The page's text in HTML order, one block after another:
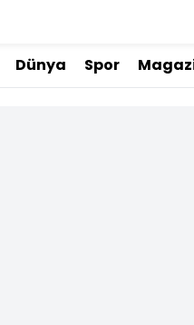
Dünya Spor